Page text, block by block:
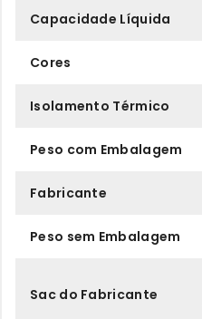
Capacidade Líquida
Cores
Isolamento Térmico
Peso com Embalagem
Fabricante
Peso sem Embalagem
Sac do Fabricante